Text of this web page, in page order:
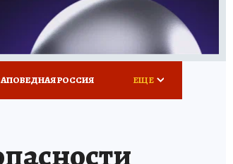
РОССИЯ ЕЩЕ